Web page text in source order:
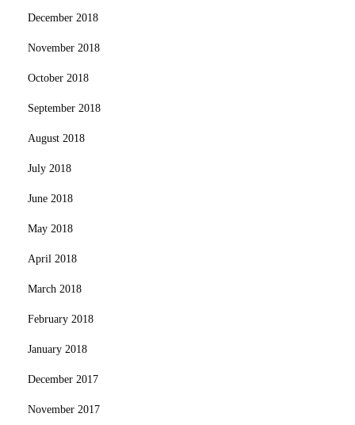
December 2018
November 2018
October 2018
September 2018
August 2018
July 2018
June 2018
May 2018
April 2018
March 2018
February 2018
January 2018
December 2017
November 2017